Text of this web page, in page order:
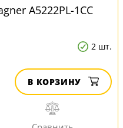
A5222PL-1CC
2 шт.
В КОРЗИНУ